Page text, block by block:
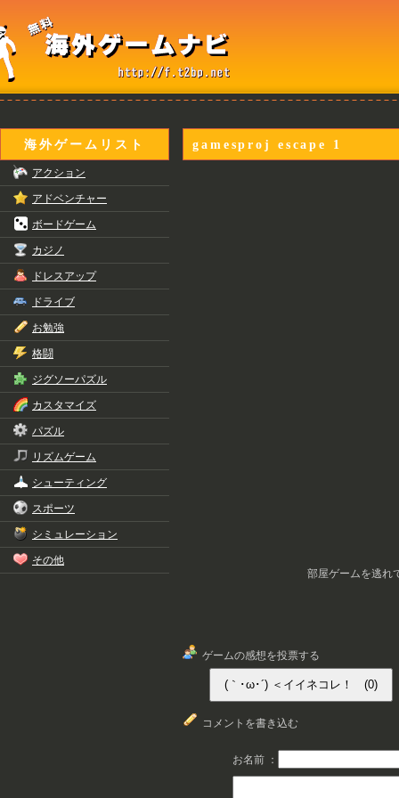
gamesproj escape 1
部屋ゲームを逃れ
ゲームの感想を投票する
コメントを書き込む
お名前 ：
海外ゲームリスト
アクション
アドベンチャー
ボードゲーム
カジノ
ドレスアップ
ドライブ
お勉強
格闘
ジグソーパズル
カスタマイズ
パズル
リズムゲーム
シューティング
スポーツ
シミュレーション
その他